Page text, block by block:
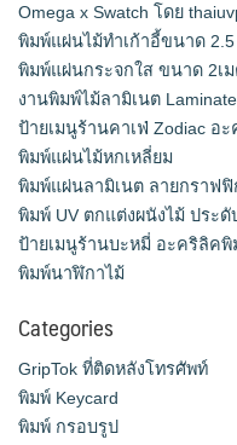
Omega x Swatch โดย
พิมพ์แผ่นไม้ทำเก้าอี้ขนาด 2.5
พิมพ์แผ่นกระจกใส ขนาด 2เ
งานพิมพ์ไม้ลามิเนต
ป้ายเมนูร้านคาเฟ่ Zodiac อ
พิมพ์แผ่นไม้หกเหลี่ยม
พิมพ์แผ่นลามิเนต ลายกราฟฟิ
พิมพ์ UV ตกแต่งผนังไม้ ประดั
ป้ายเมนูร้านบะหมี่ อะคริลิคพิ
พิมพ์นาฬิกาไม้
Categories
GripTok ที่ติดหลังโทรศัพท์
พิมพ์ Keycard
พิมพ์ กรอบรูป